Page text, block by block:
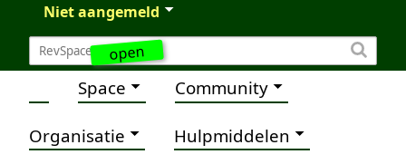
open
Niet aangemeld
Space Community
Organisatie Hulpmiddelen